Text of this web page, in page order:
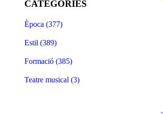
CATEGORIES
Època (377)
Estil (389)
Formació (385)
Teatre musical (3)